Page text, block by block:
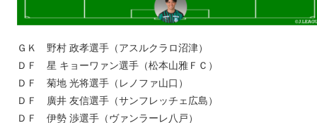
ＧＫ 野村 政孝選手（アスルクラロ沼津）
ＤＦ 星 キョーワァン選手（松本山雅ＦＣ）
ＤＦ 菊地 光将選手（レノファ山口）
ＤＦ 廣井 友信選手（サンフレッチェ広島）
ＤＦ 伊勢 渉選手（ヴァンラーレ八戸）